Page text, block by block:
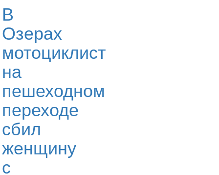
В
Озерах
мотоциклист
на
пешеходном
переходе
сбил
женщину
с